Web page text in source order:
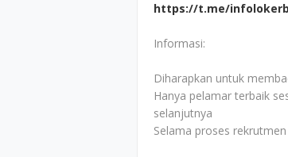
https://t.me/
Informasi:
Diharapkan untuk
Hanya pelamar terbaik
selanjutnya
Selama proses